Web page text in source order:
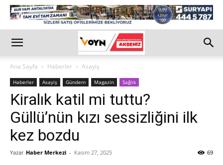
Ana Sayfa Haberler Asayiş
Haberler Asayiş Gündem Magazin Sağlık
Kiralık katil mi tuttu?
Güllü’nün kızı sessizliğini ilk
kez bozdu
Yazar Haber Merkezi - Kasım 27, 2025 69